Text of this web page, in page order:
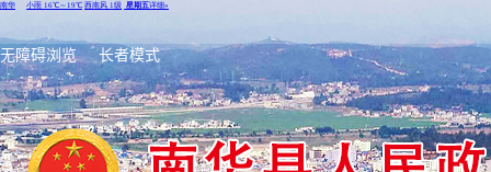
无障碍浏览 长者模式